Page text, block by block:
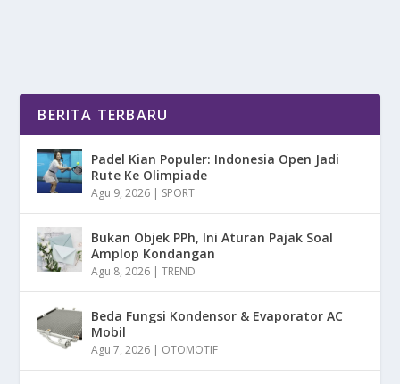
BERITA TERBARU
Padel Kian Populer: Indonesia Open Jadi
Rute Ke Olimpiade
Agu 9, 2026 | SPORT
Bukan Objek PPh, Ini Aturan Pajak Soal
Amplop Kondangan
Agu 8, 2026 |TREND
Beda Fungsi Kondensor & Evaporator AC
Mobil
Agu 7, 2026 | OTOMOTIF